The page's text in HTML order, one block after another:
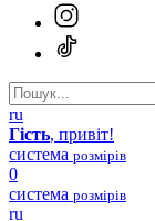
ru
Гість, привіт!
система розмірів
0
система розмірів
ru